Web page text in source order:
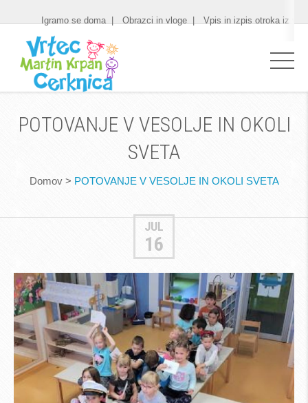
Igramo se doma Obrazci in vloge Vpis in izpis otroka iz
POTOVANJE V VESOLJE IN OKOLI
SVETA
Domov > POTOVANJE V VESOLJE IN OKOLI SVETA
JUL
16